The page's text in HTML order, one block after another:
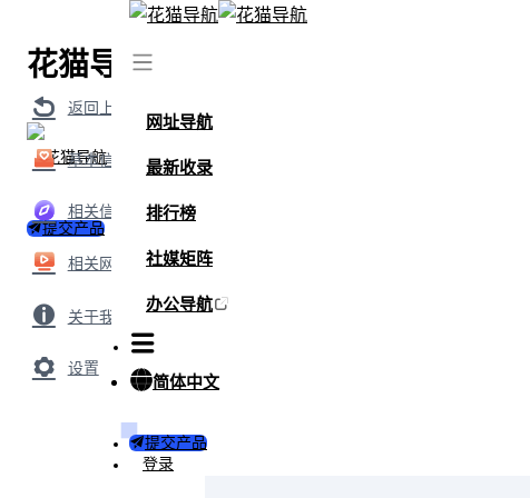
花猫导航
提交产品
返回上级
基本信息
相关信息
相关网站
关于我们
设置
网址导航
最新收录
排行榜
社媒矩阵
办公导航
简体中文
提交产品
登录